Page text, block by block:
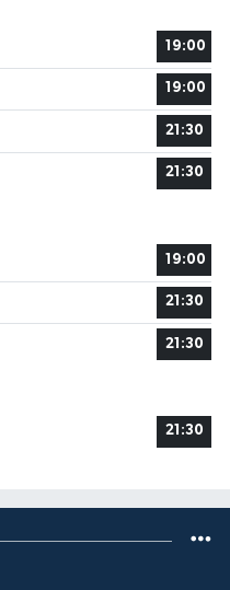
19:00
19:00
21:30
21:30
19:00
21:30
21:30
21:30